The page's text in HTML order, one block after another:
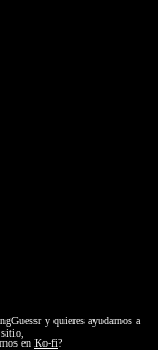
y quieres ayudarnos a
en Ko-fi?